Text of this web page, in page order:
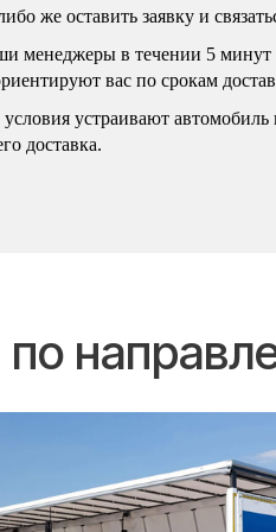
же оставить заявку и
менеджеры в течении 5
вас по срокам
устраивают автомобиль
доставка.
по